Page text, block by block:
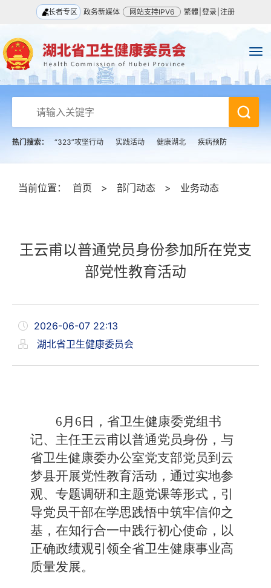
长者专区 政务新媒体 网站支持IPV6 繁體 登录 注册
热门搜索： “323”攻坚行动 实践活动 健康湖北 疾病预防
当前位置： 首页 > 部门动态 > 业务动态
王云甫以普通党员身份参加所在党支
部党性教育活动
2026-06-07 22:13
湖北省卫生健康委员会
6月6日，省卫生健康委党组书
记、主任王云甫以普通党员身份，与
省卫生健康委办公室党支部党员到云
梦县开展党性教育活动，通过实地参
观、专题调研和主题党课等形式，引
导党员干部在学思践悟中筑牢信仰之
基，在知行合一中践行初心使命，以
正确政绩观引领全省卫生健康事业高
质量发展。